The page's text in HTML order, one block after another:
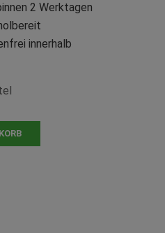
2 Werktagen
innerhalb